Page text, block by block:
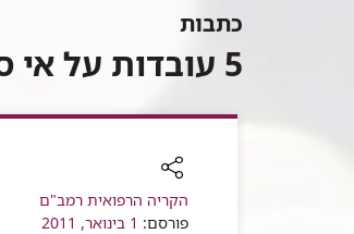
כתבות
5 עובדות על אי ספיקת לב
רכיב
שיתוף
הקריה הרפואית רמב"ם
פורסם: 1 בינואר, 2011